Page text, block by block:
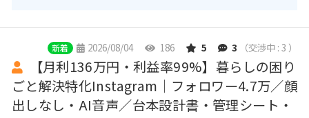
新着 2026/08/04 186 5 3 （交渉中 : 3 ）
【月利136万円・利益率99%】暮らしの困り
ごと解決特化Instagram｜フォロワー4.7万／顔
出しなし・AI音声／台本設計書・管理シート・